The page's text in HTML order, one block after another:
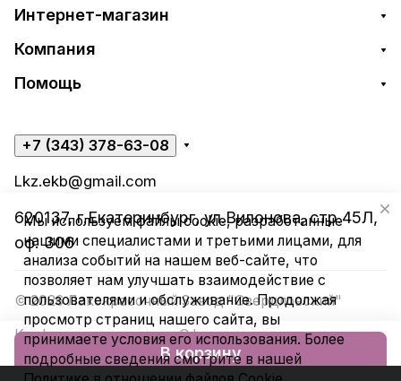
В корзину
Интернет-магазин
Компания
Помощь
+7 (343) 378-63-08
Lkz.ekb@gmail.com
620137, г.Екатеринбург, ул.Вилонова, стр.45Л,
оф. 306
© 2026 Лакокрасочный Завод "Свердловский"
Конфиденциальность
Оферта
Мы используем файлы cookie, разработанные
нашими специалистами и третьими лицами, для
анализа событий на нашем веб-сайте, что
позволяет нам улучшать взаимодействие с
пользователями и обслуживание. Продолжая
просмотр страниц нашего сайта, вы
принимаете условия его использования. Более
подробные сведения смотрите в нашей